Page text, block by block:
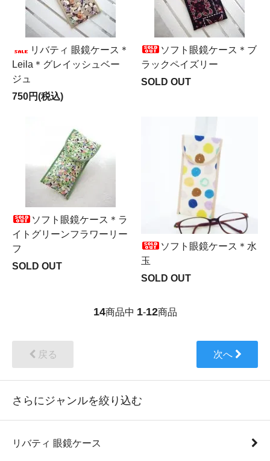
リバティ 眼鏡ケース＊
Leila＊グレイッシュベー
ジュ
750円(税込)
ソフト眼鏡ケース＊ブ
ラックペイズリー
SOLD OUT
ソフト眼鏡ケース＊ラ
イトグリーンフラワーリー
フ
SOLD OUT
ソフト眼鏡ケース＊水
玉
SOLD OUT
14商品中 1-12商品
戻る 次へ
さらにジャンルを絞り込む
リバティ 眼鏡ケース